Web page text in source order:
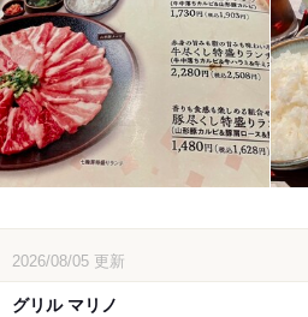
2026/08/05 更新
グリル マリノ